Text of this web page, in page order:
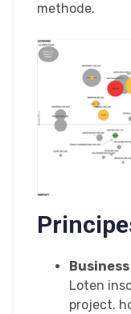
methode.
Loten
project.